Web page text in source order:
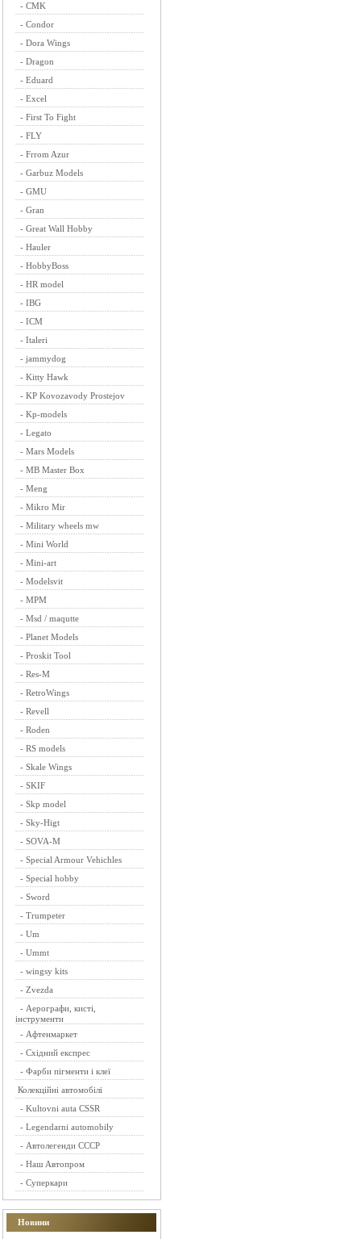
- CMK
- Condor
- Dora Wings
- Dragon
- Eduard
- Excel
- First To Fight
- FLY
- Frrom Azur
- Garbuz Models
- GMU
- Gran
- Great Wall Hobby
- Hauler
- HobbyBoss
- HR model
- IBG
- ICM
- Italeri
- jammydog
- Kitty Hawk
- KP Kovozavody Prostejov
- Kp-models
- Legato
- Mars Models
- MB Master Box
- Meng
- Mikro Mir
- Military wheels mw
- Mini World
- Mini-art
- Modelsvit
- MPM
- Msd / maqutte
- Planet Models
- Proskit Tool
- Res-M
- RetroWings
- Revell
- Roden
- RS models
- Skale Wings
- SKIF
- Skp model
- Sky-Higt
- SOVA-M
- Special Armour Vehichles
- Special hobby
- Sword
- Trumpeter
- Um
- Ummt
- wingsy kits
- Zvezda
- Аерографи, кисті,
інструменти
- Афтенмаркет
- Східний експрес
- Фарби пігменти і клеї
Колекційні автомобілі
- Kultovni auta CSSR
- Legendarni automobily
- Автолегенди СССР
- Наш Автопром
- Суперкари
Новини